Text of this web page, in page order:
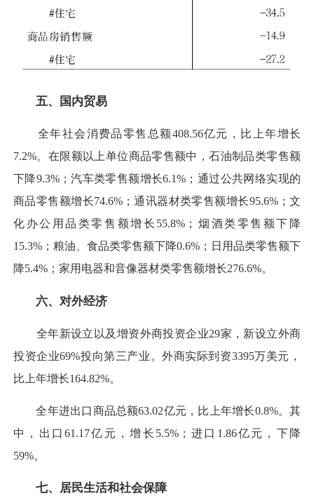
五、国内贸易
全年社会消费品零售总额408.56亿元，比上年增长
7.2%。在限额以上单位商品零售额中，石油制品类零售额
下降9.3%；汽车类零售额增长6.1%；通过公共网络实现的
商品零售额增长74.6%；通讯器材类零售额增长95.6%；文
化办公用品类零售额增长55.8%；烟酒类零售额下降
15.3%；粮油、食品类零售额下降0.6%；日用品类零售额下
降5.4%；家用电器和音像器材类零售额增长276.6%。
六、对外经济
全年新设立以及增资外商投资企业29家，新设立外商
投资企业69%投向第三产业。外商实际到资3395万美元，
比上年增长164.82%。
全年进出口商品总额63.02亿元，比上年增长0.8%。其
中，出口61.17亿元，增长5.5%；进口1.86亿元，下降
59%。
七、居民生活和社会保障